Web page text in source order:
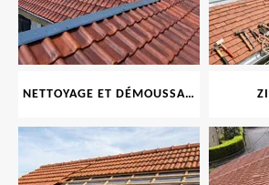
NETTOYAGE ET DÉMOUSSAGE DE TOITURE ET FAÇADE 69